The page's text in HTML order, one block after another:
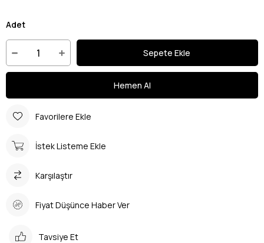
Adet
Favorilere Ekle
İstek Listeme Ekle
Karşılaştır
Fiyat Düşünce Haber Ver
Tavsiye Et